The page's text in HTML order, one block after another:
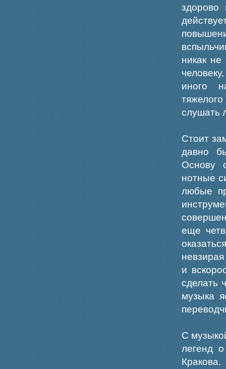
здорово
никак не
иного
слушать
Стоит
давно
Основу
нотные
любые
еще
и
сделать
музыка
С
легенд